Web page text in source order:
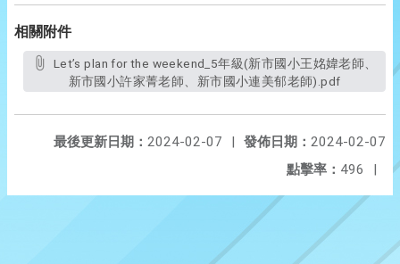
相關附件
新市國小許家菁老師、新市國小連美郁老師).pdf
發佈日期： 2024-02-07
最後更新日期： 2024-02-07
|
點擊率： 496 |